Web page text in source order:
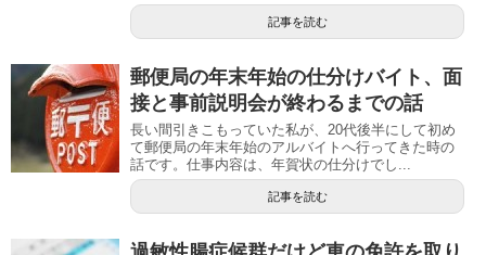
記事を読む
郵便局の年末年始の仕分けバイト、面
接と事前説明会が終わるまでの話
長い間引きこもっていた私が、20代後半にして初め
て郵便局の年末年始のアルバイトへ行ってきた時の
話です。仕事内容は、年賀状の仕分けでし...
記事を読む